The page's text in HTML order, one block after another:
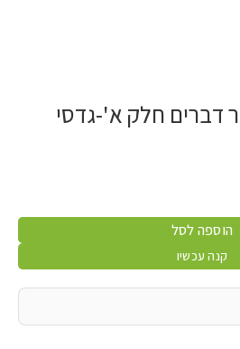
דברים חלק א'-גדסי
הוספה לסל
קנה עכשיו